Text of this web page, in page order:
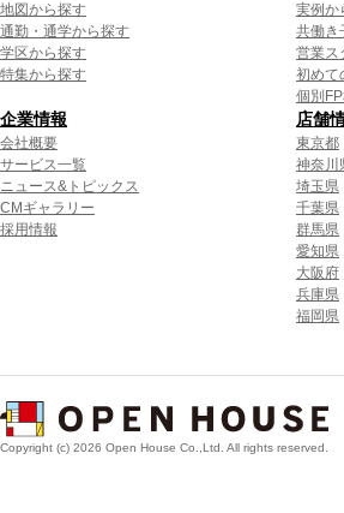
地図から探す
通勤・通学から探す
学区から探す
特集から探す
実例か
共働き
営業ス
初めて
個別
企業情報
会社概要
サービス一覧
ニュース&トピックス
CMギャラリー
採用情報
店舗
東京都
神奈川
埼玉県
千葉県
群馬県
愛知県
大阪府
兵庫県
福岡県
Copyright (c) 2026 Open House Co.,Ltd. All rights reserved.